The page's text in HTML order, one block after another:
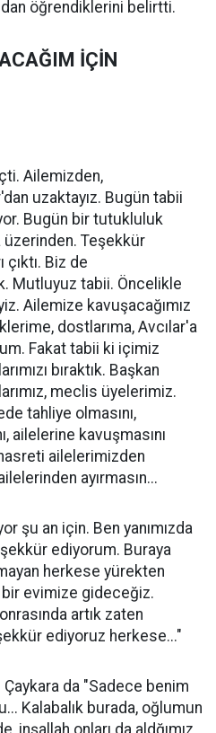
öğrendiklerini belirtti.
İÇİN
Ailemizden,
uzaktayız. Bugün tabii
Bugün bir tutukluluk
üzerinden. Teşekkür
Biz de
Mutluyuz tabii. Öncelikle
Ailemize kavuşacağımız
dostlarıma, Avcılar'a
Fakat tabii ki içimiz
bıraktık. Başkan
meclis üyelerimiz.
tahliye olmasını,
ailelerine kavuşmasını
ailelerimizden
ayırmasın...
şu an için. Ben yanımızda
ediyorum. Buraya
herkese yürekten
evimize gideceğiz.
artık zaten
ediyoruz herkese..."
Çaykara da "Sadece benim
Kalabalık burada, oğlumun